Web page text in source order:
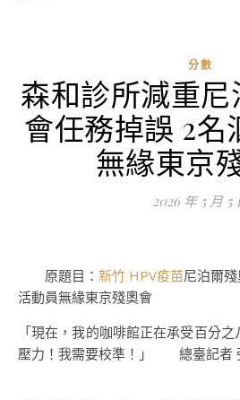
分數
森和診所減重
會任務掉誤 2名
無緣東京
2026 年 5 月 5
原題目： 新竹 HPV疫苗尼泊爾
活動員無緣東京殘奧會
「現在，我的咖啡館正在承受百分
壓力！我需要校準！」 總臺記